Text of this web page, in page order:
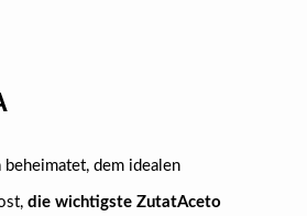
dem idealen
die wichtigste ZutatAceto